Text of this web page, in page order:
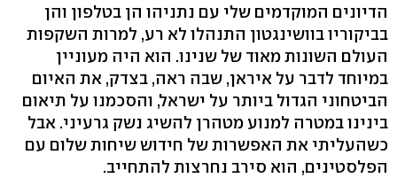
הדיונים המוקדמים שלי עם נתניהו הן בטלפון והן
בביקוריו בוושינגטון התנהלו לא רע, למרות השקפות
העולם השונות מאוד של שנינו. הוא היה מעוניין
במיוחד לדבר על איראן, שבה ראה, בצדק, את האיום
הביטחוני הגדול ביותר על ישראל, והסכמנו על תיאום
בינינו במטרה למנוע מטהרן להשיג נשק גרעיני. אבל
כשהעליתי את האפשרות של חידוש שיחות שלום עם
הפלסטינים, הוא סירב נחרצות להתחייב.